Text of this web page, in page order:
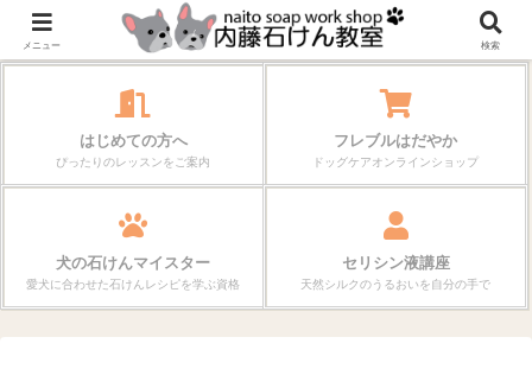
作る楽しさが、毎日の暮らしを変えていく。
はじめての方へ
ぴったりのレッスンをご案内
フレブルはだやか
ドッグケアオンラインショップ
犬の石けんマイスター
愛犬に合わせた石けんレシピを学ぶ資格
セリシン液講座
天然シルクのうるおいを自分の手で
メニュー 検索